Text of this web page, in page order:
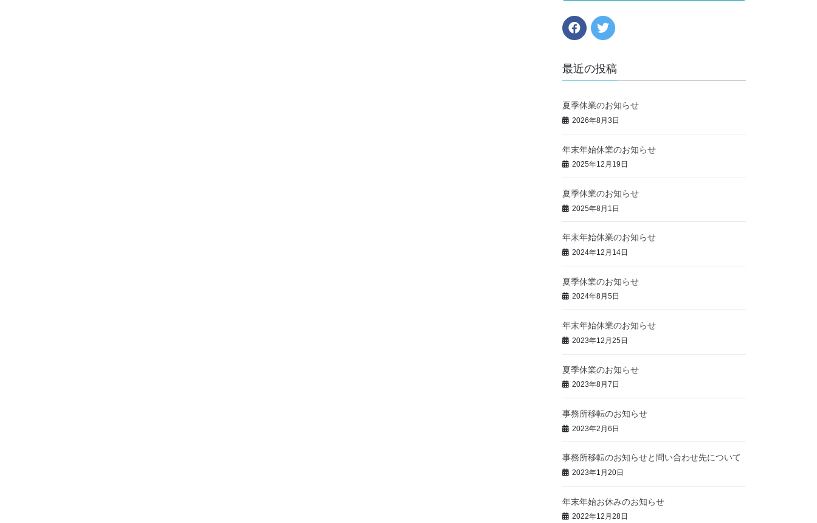
最近の投稿
夏季休業のお知らせ
2026年8月3日
年末年始休業のお知らせ
2025年12月19日
夏季休業のお知らせ
2025年8月1日
年末年始休業のお知らせ
2024年12月14日
夏季休業のお知らせ
2024年8月5日
年末年始休業のお知らせ
2023年12月25日
夏季休業のお知らせ
2023年8月7日
事務所移転のお知らせ
2023年2月6日
事務所移転のお知らせと問い合わせ先について
2023年1月20日
年末年始お休みのお知らせ
2022年12月28日